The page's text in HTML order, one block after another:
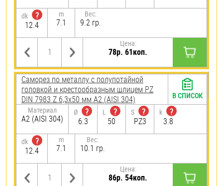
dk
?
12.4
m
7.1
Вес:
9.2 гр.
Цена:
78р. 61коп.
Саморез по металлу с полупотайной
головкой и крестообразным шлицем PZ
DIN 7983 Z 6,3х50 мм А2 (AISI 304)
Материал
А2 (AISI 304)
Ø
?
6.3
L
?
50
S
?
PZ3
k
?
3.8
dk
?
12.4
m
7.1
Вес:
10.1 гр.
Цена:
86р. 54коп.
В СПИСОК